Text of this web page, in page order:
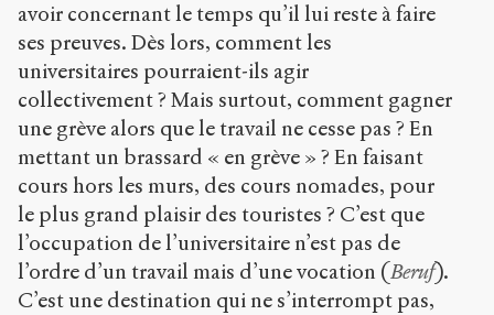
avoir concernant le temps qu’il lui reste à faire
ses preuves. Dès lors, comment les
universitaires pourraient-ils agir
collectivement ? Mais surtout, comment gagner
une grève alors que le travail ne cesse pas ? En
mettant un brassard « en grève » ? En faisant
cours hors les murs, des cours nomades, pour
le plus grand plaisir des touristes ? C’est que
l’occupation de l’universitaire n’est pas de
l’ordre d’un travail mais d’une vocation (Beruf).
C’est une destination qui ne s’interrompt pas,